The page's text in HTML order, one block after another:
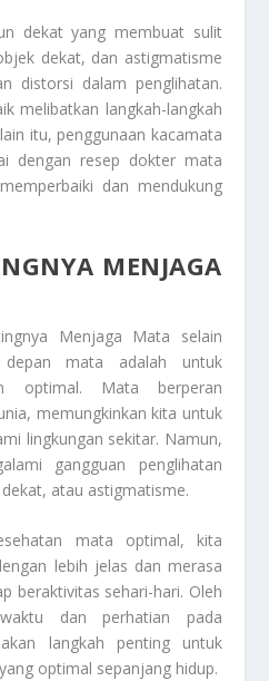
dekat yang membuat sulit
dekat, dan astigmatisme
distorsi dalam penglihatan.
melibatkan langkah-langkah
itu, penggunaan kacamata
dengan resep dokter mata
dan mendukung
MENJAGA
Menjaga Mata selain
mata adalah untuk
optimal. Mata berperan
memungkinkan kita untuk
lingkungan sekitar. Namun,
gangguan penglihatan
atau astigmatisme.
mata optimal, kita
lebih jelas dan merasa
beraktivitas sehari-hari. Oleh
dan perhatian pada
langkah penting untuk
optimal sepanjang hidup.